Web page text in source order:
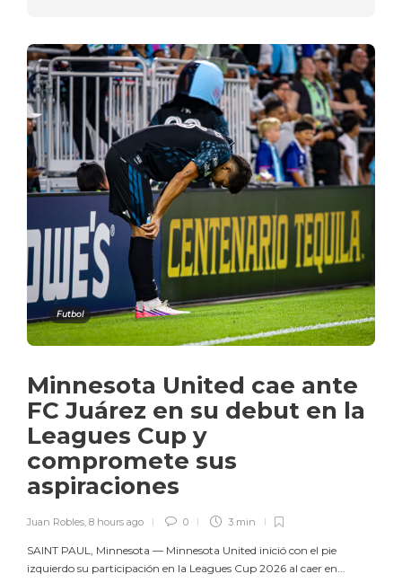
Futbol
Minnesota United cae ante
FC Juárez en su debut en la
Leagues Cup y
compromete sus
aspiraciones
Juan Robles 8 hours ago 0 3 min
SAINT PAUL, Minnesota — Minnesota United inició con el pie
izquierdo su participación en la Leagues Cup 2026 al caer en...